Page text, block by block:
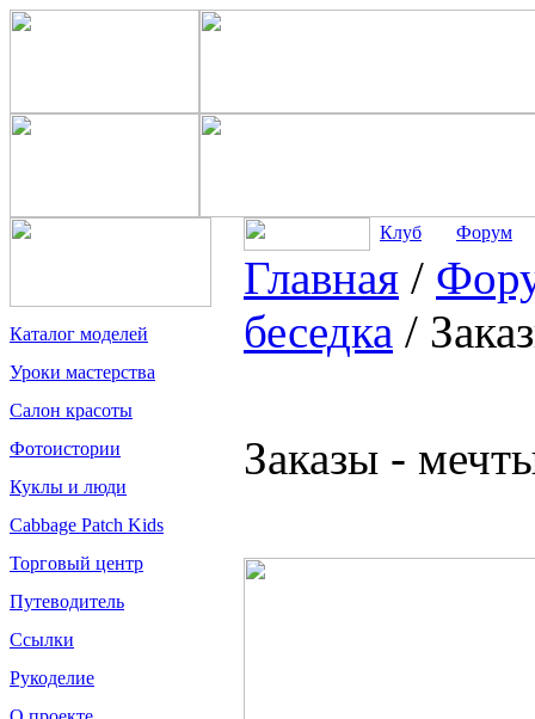
Каталог моделей
Уроки мастерства
Салон красоты
Фотоистории
Куклы и люди
Cabbage Patch Kids
Торговый центр
Путеводитель
Ссылки
Рукоделие
Клуб Форум
Главная /
беседка /
Заказы -